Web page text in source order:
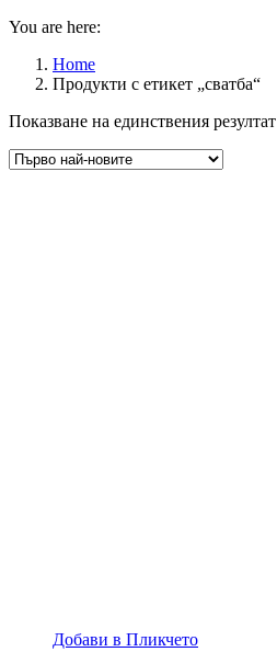
You are here:
Home
Продукти с етикет „сватба“
Показване на единствения резултат
Добави в Пликчето